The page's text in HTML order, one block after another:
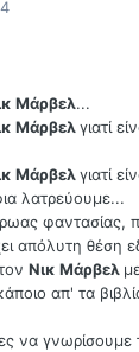
Μάρβελ...
Μάρβελγιατί
Μάρβελγιατί
λατρεύουμε...
φαντασίας,
απόλυτη θέση
Νικ Μάρβελ
απ' τα
να γνωρίσουμε